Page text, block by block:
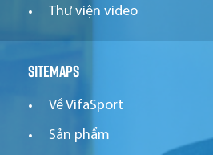
Thư viện video
Sitemaps
Về VifaSport
Sản phẩm